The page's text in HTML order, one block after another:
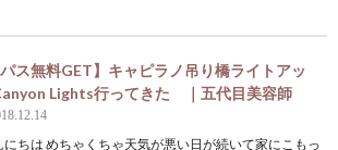
パス無料GET】キャピラノ吊り橋ライトアッ
Lights行ってきた ｜五代目美容師
にちは めちゃくちゃ天気が悪い日が続いて家にこもっ